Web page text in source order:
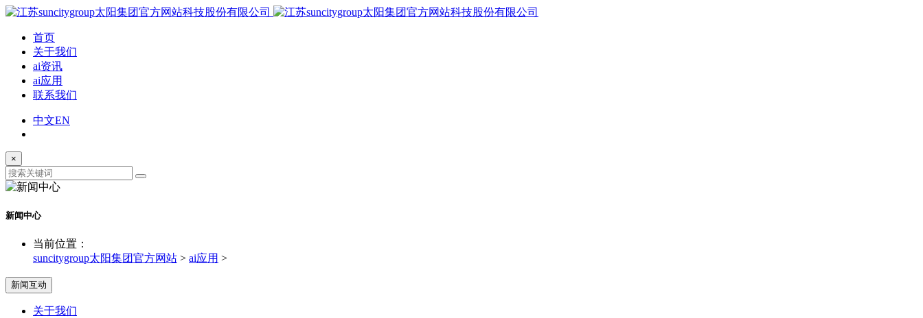
首页
关于我们
ai资讯
ai应用
联系我们
中文EN
×
新闻中心
当前位置：
suncitygroup太阳集团官方网站 > ai应用 >
新闻互动
关于我们